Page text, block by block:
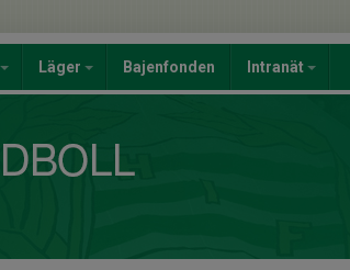
Läger Bajenfonden Intranät